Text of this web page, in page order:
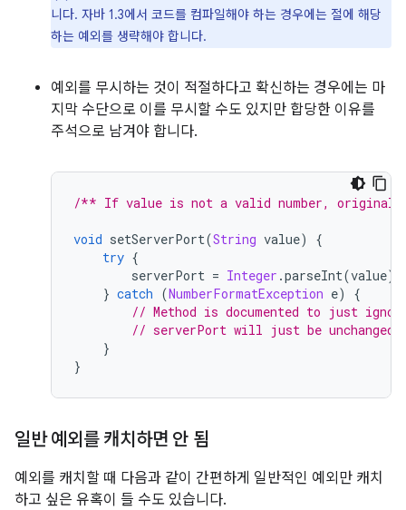
니다. 자바 1.3에서 코드를 컴파일해야 하는 경우에는 절에 해당
하는 예외를 생략해야 합니다.
예외를 무시하는 것이 적절하다고 확신하는 경우에는 마
지막 수단으로 이를 무시할 수도 있지만 합당한 이유를
주석으로 남겨야 합니다.
/** If value is not a valid number, original
void setServerPort(String value)
{
try {
serverPort = Integer .parseInt(value);
} catch (NumberFormatException e)
{
// Method is documented to just
// serverPort will just be unchanged.
}
}
일반 예외를 캐치하면 안 됨
예외를 캐치할 때 다음과 같이 간편하게 일반적인 예외만 캐치
하고 싶은 유혹이 들 수도 있습니다.